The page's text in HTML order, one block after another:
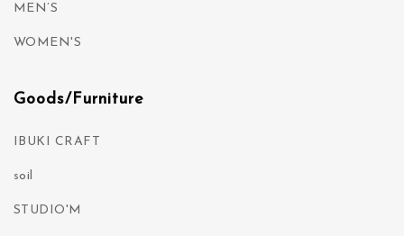
MEN’S
WOMEN'S
Goods/Furniture
IBUKI CRAFT
soil
STUDIO'M